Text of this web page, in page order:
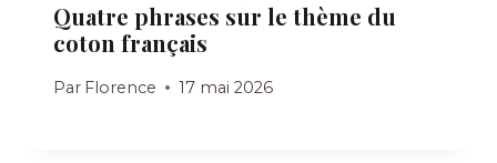
Quatre phrases sur le thème du
coton français
Par Florence 17 mai 2026